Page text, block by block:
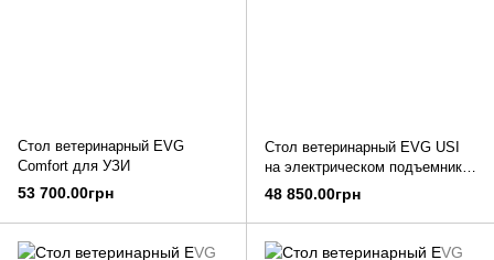
Стол ветеринарный EVG
Comfort для УЗИ
53 700.00грн
Стол ветеринарный EVG USI
на электрическом подъемнике
(140 Х 70)
48 850.00грн